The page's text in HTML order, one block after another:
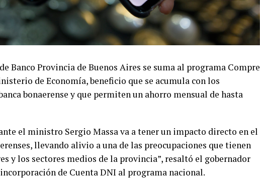
Banco Provincia de Buenos Aires se suma al programa Compre
de Economía, beneficio que se acumula con los
bonaerense y que permiten un ahorro mensual de hasta
el ministro Sergio Massa va a tener un impacto directo en el
llevando alivio a una de las preocupaciones que tienen
y los sectores medios de la provincia”, resaltó el gobernador
de Cuenta DNI al programa nacional.